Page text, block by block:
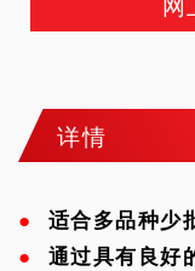
详情
● 适合多品种少
● 通过具有良好